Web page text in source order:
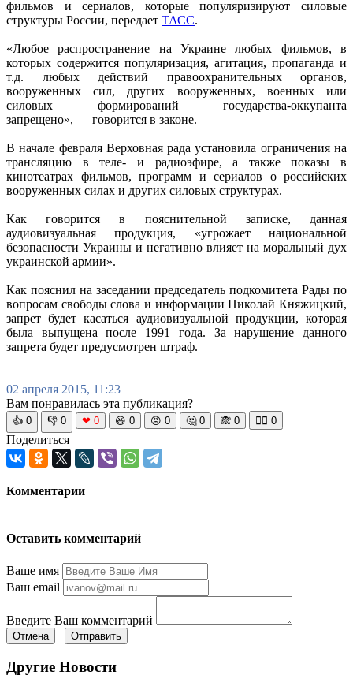
фильмов и сериалов, которые популяризируют силовые
структуры России, передает ТАСС.
«Любое распространение на Украине любых фильмов, в
которых содержится популяризация, агитация, пропаганда и
т.д. любых действий правоохранительных органов,
вооруженных сил, других вооруженных, военных или
силовых формирований государства-оккупанта
запрещено», — говорится в законе.
В начале февраля Верховная рада установила ограничения на
трансляцию в теле- и радиоэфире, а также показы в
кинотеатрах фильмов, программ и сериалов о российских
вооруженных силах и других силовых структурах.
Как говорится в пояснительной записке, данная
аудиовизуальная продукция, «угрожает национальной
безопасности Украины и негативно влияет на моральный дух
украинской армии».
Как пояснил на заседании председатель подкомитета Рады по
вопросам свободы слова и информации Николай Княжицкий,
запрет будет касаться аудиовизуальной продукции, которая
была выпущена после 1991 года. За нарушение данного
запрета будет предусмотрен штраф.
02 апреля 2015, 11:23
Вам понравилась эта публикация?
👍 0 👎 0 ❤ 0 😆 0 😡 0 🤔 0 🙈 0 🧘‍♀️ 0
Поделиться
Комментарии
Оставить комментарий
Ваше имя
Ваш email
Введите Ваш комментарий
Отмена Отправить
Другие Новости